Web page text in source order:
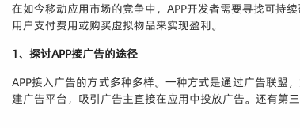
在如今移动应用市场的竞争中，APP开发者需要寻找可持
用户支付费用或购买虚拟物品来实现盈利。
1、探讨APP接广告的途径
APP接入广告的方式多种多样。一种方式是通过广告联
建广告平台，吸引广告主直接在应用中投放广告。还有第